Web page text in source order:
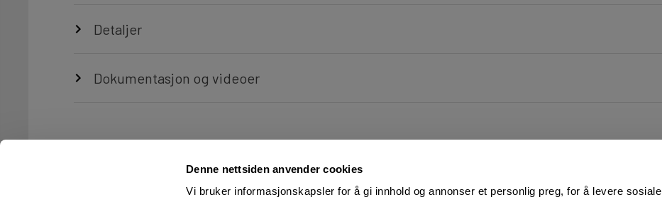
Denne nettsiden anvender cookies
Vi bruker informasjonskapsler for å gi innhold og annonser et personlig preg, for å levere sosiale
Detaljer
Dokumentasjon og videoer